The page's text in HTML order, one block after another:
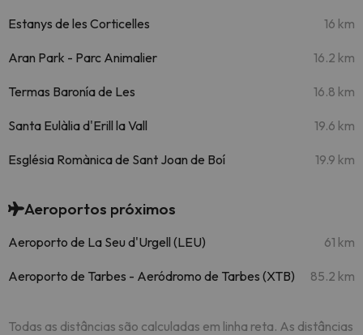
Estanys de les Corticelles 16 km
Aran Park - Parc Animalier 16.2 km
Termas Baronía de Les 16.8 km
Santa Eulàlia d'Erill la Vall 19.6 km
Església Romànica de Sant Joan de Boí 19.9 km
Aeroportos próximos
Aeroporto de La Seu d'Urgell (LEU) 61 km
Aeroporto de Tarbes - Aeródromo de Tarbes (XTB) 85.2 km
Todas as distâncias são calculadas em linha reta. As distâncias